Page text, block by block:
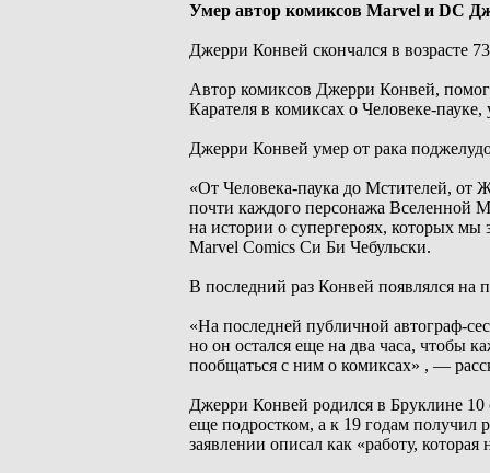
Умер автор комиксов Marvel и DC
Джерри Конвей скончался в возрасте
Автор комиксов Джерри Конвей,
Карателя в комиксах о Человеке-
Джерри Конвей умер от рака
«От Человека-паука до Мстителей, от
почти каждого персонажа Вселенной
на истории о супергероях, которых мы
Marvel Comics Си Би Чебульски.
В последний раз Конвей появлялся на
«На последней публичной автограф-
но он остался еще на два часа, чтобы
пообщаться с ним о комиксах» , —
Джерри Конвей родился в Бруклине 10
еще подростком, а к 19 годам получил
заявлении описал как «работу,